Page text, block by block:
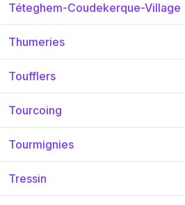
Téteghem-Coudekerque-Village
Thumeries
Toufflers
Tourcoing
Tourmignies
Tressin